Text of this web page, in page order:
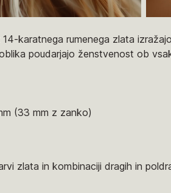
karatnega rumenega zlata
poudarjajo ženstvenost ob
(33 mm z zanko)
zlata in kombinaciji dragih in